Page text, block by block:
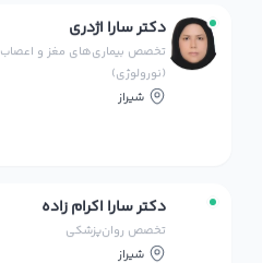
دکتر سارا اژدری
تخصص بیماری‌های مغز و اعصاب
(نورولوژی)
شیراز
دکتر سارا اکرام زاده
تخصص روان‌پزشکی
شیراز